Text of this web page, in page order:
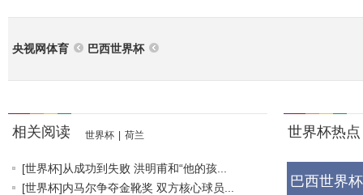
央视网体育 巴西世界杯
相关阅读 世界杯 荷兰
[世界杯]从成功到失败 洪明甫和“他的孩...
[世界杯]内马尔争夺金靴奖 双方核心球员...
世界杯热点
巴西世界